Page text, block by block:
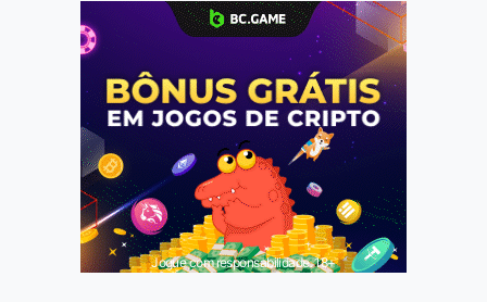
Jogue com responsabilidade. 18+